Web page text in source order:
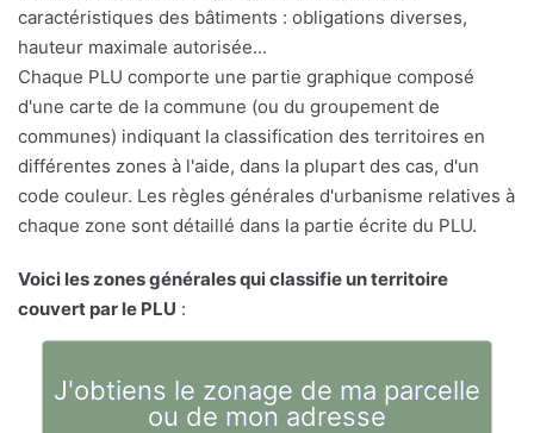
caractéristiques des bâtiments : obligations diverses,
hauteur maximale autorisée...
Chaque PLU comporte une partie graphique composé
d'une carte de la commune (ou du groupement de
communes) indiquant la classification des territoires en
différentes zones à l'aide, dans la plupart des cas, d'un
code couleur. Les règles générales d'urbanisme relatives à
chaque zone sont détaillé dans la partie écrite du PLU.
Voici les zones générales qui classifie un territoire
couvert par le PLU :
J'obtiens le zonage de ma parcelle
ou de mon adresse